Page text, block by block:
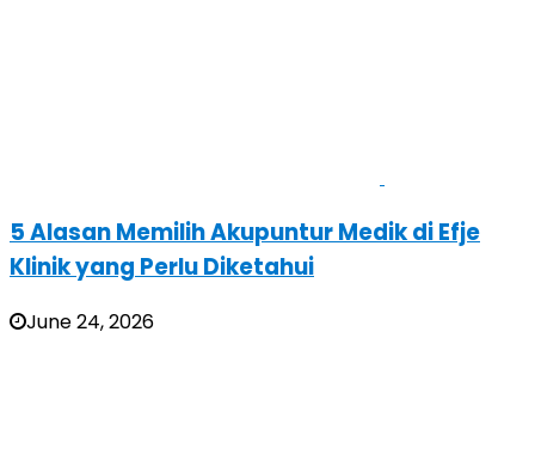
5 Alasan Memilih Akupuntur Medik di Efje
Klinik yang Perlu Diketahui
June 24, 2026